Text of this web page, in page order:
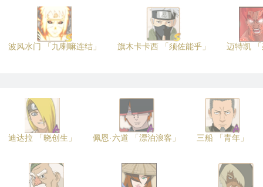
波风水门 「九喇嘛连结」 旗木卡卡西 「须佐能乎」 迈特凯
迪达拉 「晓创生」 佩恩·六道 「漂泊浪客」 三船 「青年」